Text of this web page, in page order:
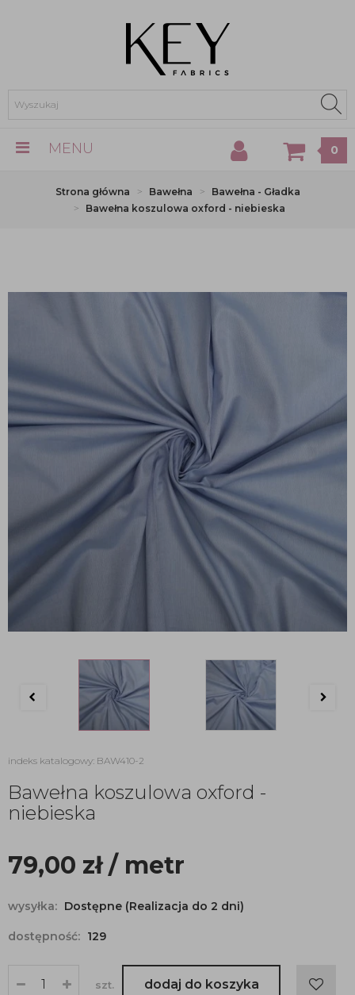
MENU 0
Strona główna Bawełna
Bawełna - Gładka
Bawełna koszulowa oxford - niebieska
indeks katalogowy: BAW410-2
Bawełna koszulowa oxford -
niebieska
79,00 zł/ metr
wysyłka: Dostępne (Realizacja do 2 dni)
dostępność: 129
szt. dodaj do koszyka